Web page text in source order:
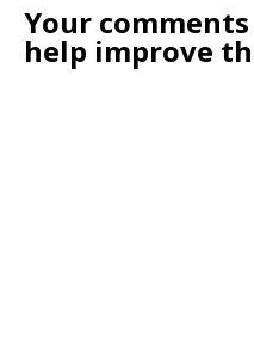
Your
help improve